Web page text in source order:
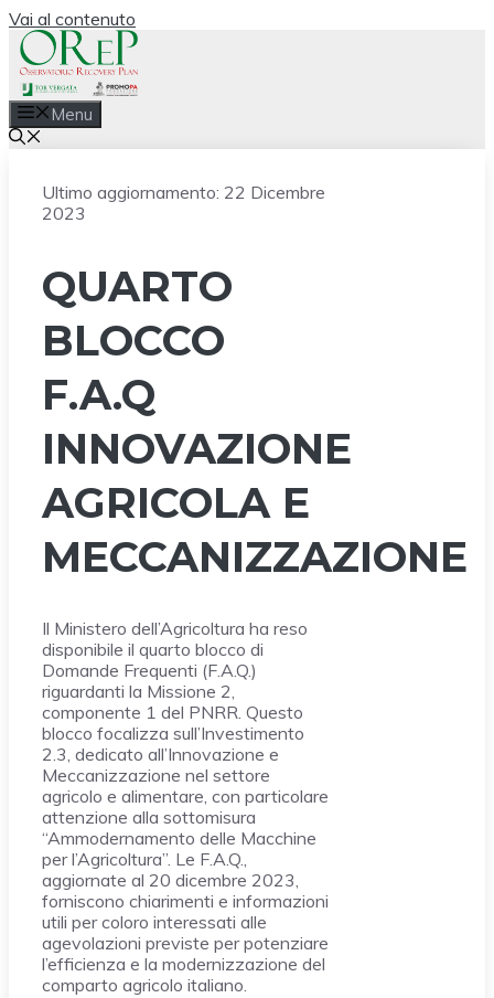
Vai al contenuto
Menu
Ultimo aggiornamento: 22 Dicembre
2023
QUARTO
BLOCCO
F.A.Q
INNOVAZIONE
AGRICOLA E
MECCANIZZAZIONE
Il Ministero dell’Agricoltura ha reso
disponibile il quarto blocco di
Domande Frequenti (F.A.Q.)
riguardanti la Missione 2,
componente 1 del PNRR. Questo
blocco focalizza sull’Investimento
2.3, dedicato all’Innovazione e
Meccanizzazione nel settore
agricolo e alimentare, con particolare
attenzione alla sottomisura
“Ammodernamento delle Macchine
per l’Agricoltura”. Le F.A.Q.,
aggiornate al 20 dicembre 2023,
forniscono chiarimenti e informazioni
utili per coloro interessati alle
agevolazioni previste per potenziare
l’efficienza e la modernizzazione del
comparto agricolo italiano.